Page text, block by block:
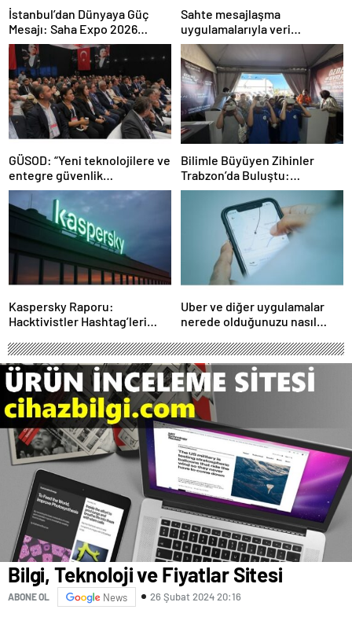
İstanbul’dan Dünyaya Güç
Mesajı: Saha Expo 2026
Rekorlarla Kapılarını Kapattı
Sahte mesajlaşma
uygulamalarıyla veri
sızdırıyorlar- Haber Şafak
GÜSOD: “Yeni teknolojilere ve
entegre güvenlik
sistemlerine önem artacak”-
Haber Şafak
Bilimle Büyüyen Zihinler
Trabzon’da Buluştu:
STEAMFEST’te Bilim Rüzgârı
Esti!- Haber Şafak
Kaspersky Raporu:
Hacktivistler Hashtag’leri
Kullanıyor, 2025’te
Saldırılarda DDoS Öne
Çıkıyor- Haber Şafak
Uber ve diğer uygulamalar
nerede olduğunuzu nasıl
Bilgi, Teknoloji ve Fiyatlar Sitesi
ABONE OL News 26 Şubat 2024 20:16